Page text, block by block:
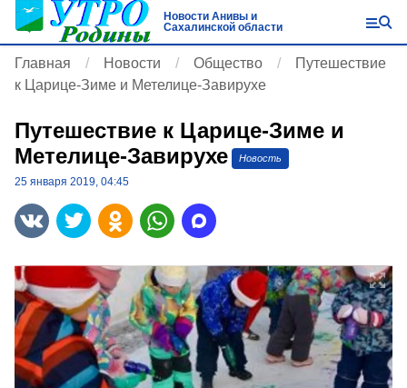
Новости Анивы и
Сахалинской области
Главная Новости Общество
Путешествие
к Царице-Зиме и Метелице-Завирухе
Путешествие к Царице-Зиме и
Метелице-Завирухе
Новость
25 января 2019, 04:45